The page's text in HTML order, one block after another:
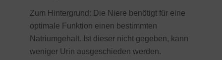
Zum Hintergrund: Die Niere benötigt für eine
optimale Funktion einen bestimmten
Natriumgehalt. Ist dieser nicht gegeben, kann
weniger Urin ausgeschieden werden.